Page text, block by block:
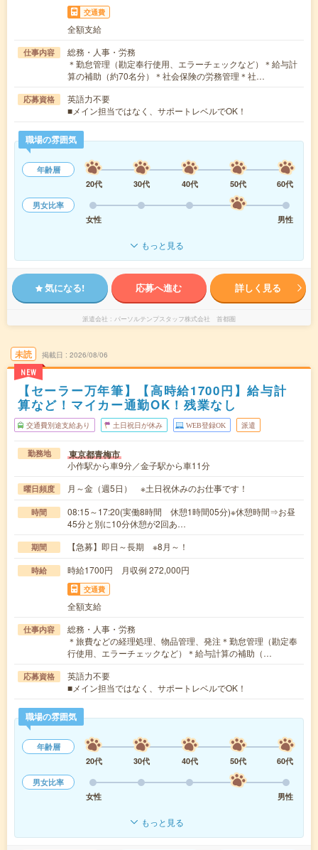
交通費
全額支給
仕事内容
総務・人事・労務
＊勤怠管理（勘定奉行使用、エラーチェックなど）＊給与計
算の補助（約70名分）＊社会保険の労務管理＊社…
応募資格
英語力不要
■メイン担当ではなく、サポートレベルでOK！
職場の雰囲気
年齢層
20代
30代 40代 50代
60代
男女比率
女性
男性
もっと見る
気になる! 応募へ進む 詳しく見る
派遣会社 パーソルテンプスタッフ株式会社 首都圏
未読
NEW
掲載日 2026/08/06
【セーラー万年筆】【高時給1700円】給与計
算など！マイカー通勤OK！残業なし
交通費別途支給あり 土日祝日が休み WEB登録OK 派遣
勤務地 東京都青梅市
小作駅から車9分／金子駅から車11分
曜日頻度 月～金（週5日） ※土日祝休みのお仕事です！
時間
08:15～17:20(実働8時間 休憩1時間05分)※休憩時間⇒お昼
45分と別に10分休憩が2回あ…
期間 【急募】即日～長期 ※8月～！
時給 時給1700円 月収例 272,000円
交通費
全額支給
仕事内容
総務・人事・労務
＊旅費などの経理処理、物品管理、発注＊勤怠管理（勘定奉
行使用、エラーチェックなど）＊給与計算の補助（…
応募資格
英語力不要
■メイン担当ではなく、サポートレベルでOK！
職場の雰囲気
年齢層
20代
30代 40代 50代
60代
男女比率
女性
男性
もっと見る